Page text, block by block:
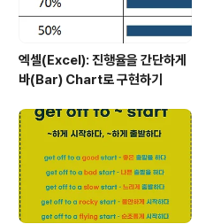
엑셀(Excel): 진행율을 간단하게
바(Bar) Chart로 구현하기